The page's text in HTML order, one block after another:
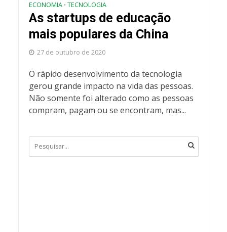
ECONOMIA • TECNOLOGIA
As startups de educação
mais populares da China
27 de outubro de 2020
O rápido desenvolvimento da tecnologia
gerou grande impacto na vida das pessoas.
Não somente foi alterado como as pessoas
compram, pagam ou se encontram, mas...